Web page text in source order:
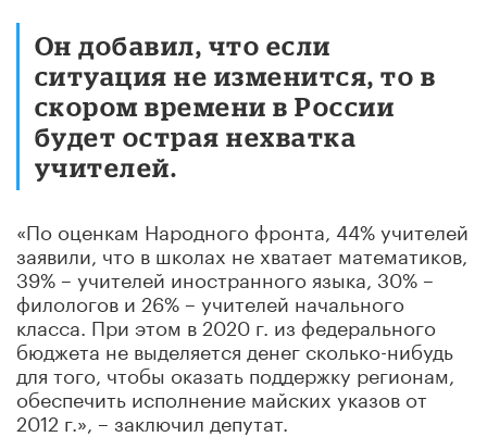
Он добавил, что если
ситуация не изменится, то в
скором времени в России
будет острая нехватка
учителей.
«По оценкам Народного фронта, 44% учителей
заявили, что в школах не хватает математиков,
39% – учителей иностранного языка, 30% –
филологов и 26% – учителей начального
класса. При этом в 2020 г. из федерального
бюджета не выделяется денег сколько-нибудь
для того, чтобы оказать поддержку регионам,
обеспечить исполнение майских указов от
2012 г.», – заключил депутат.